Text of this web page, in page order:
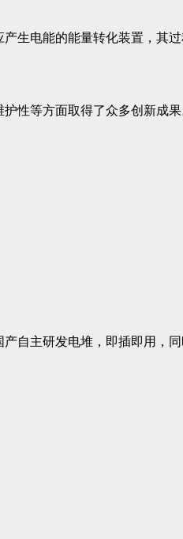
生电能的能量转化装置，其
性等方面取得了众多创新成
自主研发电堆，即插即用，